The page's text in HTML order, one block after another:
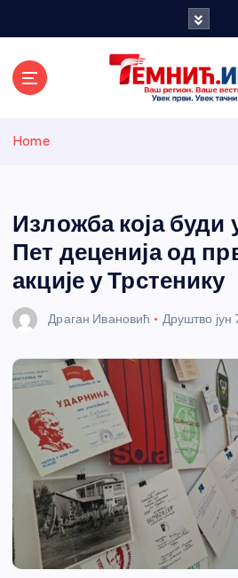
и
Home
Изложба која буди
Пет деценија од
акције у Трстенику
Драган Ивановић Друштво